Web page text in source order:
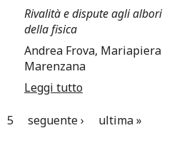
Rivalità e dispute agli albori
della fisica
Andrea Frova, Mariapiera
Marenzana
Leggi tuttosu Newton & Co.,
5 seguente › ultima »